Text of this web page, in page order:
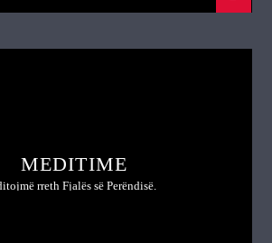
MEDITIME
rreth Fjalës së Perëndisë.